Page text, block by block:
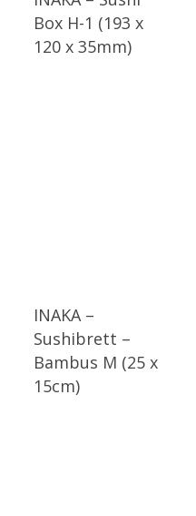
Box H-1 (193 x
120 x 35mm)
INAKA –
Sushibrett –
Bambus M (25 x
15cm)